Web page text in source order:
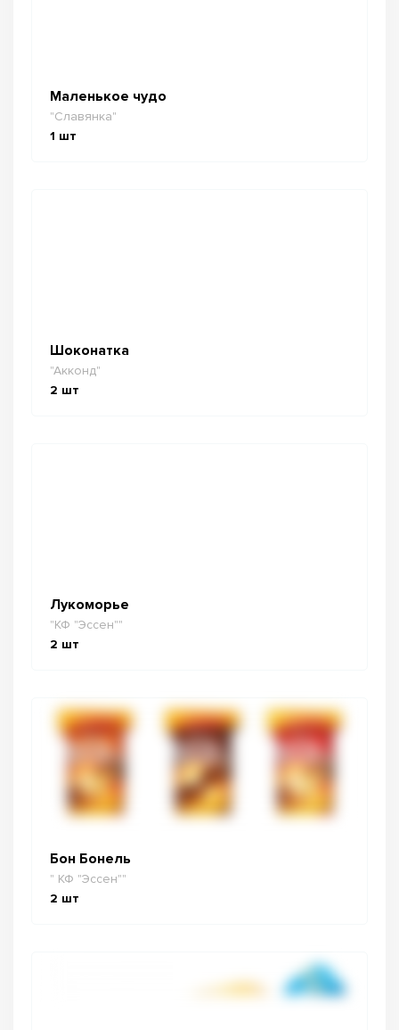
Маленькое чудо
"Славянка"
1 шт
Шоконатка
"Акконд"
2 шт
Лукоморье
"КФ "Эссен""
2 шт
Бон Бонель
" КФ "Эссен""
2 шт